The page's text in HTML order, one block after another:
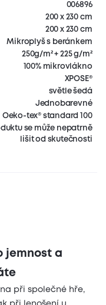
006896
200 x 230 cm
200 x 230 cm
Mikroplyš s beránkem
250g/m² + 225 g/m²
100% mikrovlákno
XPOSE®
světle šedá
Jednobarevné
Oeko-tex® standard 100
se může nepatrně
lišit od skutečnosti
jemnost a
při společné hře,